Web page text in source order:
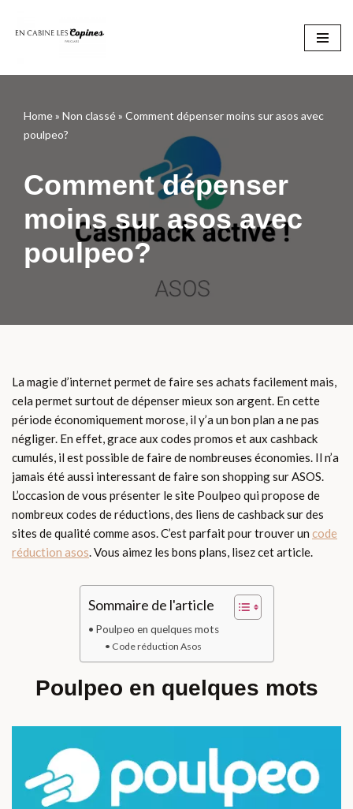
Home» Non classé» Comment dépenser moins sur asos avec
poulpeo?
Comment dépenser
moins sur asos avec
poulpeo?
La magie d’internet permet de faire ses achats facilement mais,
cela permet surtout de dépenser mieux son argent. En cette
période économiquement morose, il y’a un bon plan a ne pas
négliger. En effet, grace aux codes promos et aux cashback
cumulés, il est possible de faire de nombreuses économies. Il n’a
jamais été aussi interessant de faire son shopping sur ASOS.
L’occasion de vous présenter le site Poulpeo qui propose de
nombreux codes de réductions, des liens de cashback sur des
sites de qualité comme asos. C’est parfait pour trouver un code
réduction asos. Vous aimez les bons plans, lisez cet article.
Sommaire de l'article
Poulpeo en quelques mots
Code réduction Asos
Poulpeo en quelques mots